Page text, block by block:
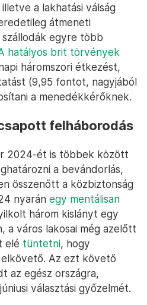
a lakhatási válság
átmeneti
egyre több
hatályos brit törvények
háromszori étkezést,
(9,95 fontot, nagyjából
a menedékkérőknek.
felháborodás
2024-ét is többek között
a bevándorlás,
összenőtt a közbiztonság
nyarán egy mentálisan
három kislányt egy
a város lakosai még azelőtt
elé tüntetni, hogy
Az ezt követő
az egész országra,
választási győzelmét.